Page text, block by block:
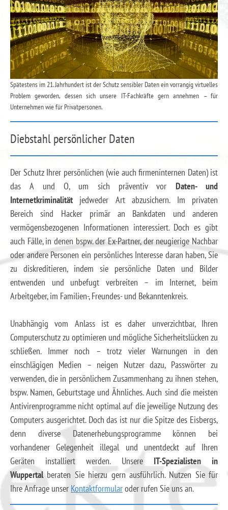
Spätestens im 21. Jahrhundert ist der Schutz sensibler Daten ein vorrangig virtuelles
Problem geworden, dessen sich unsere IT-Fachkräfte gern annehmen – für
Unternehmen wie für Privatpersonen.
Diebstahl persönlicher Daten
Der Schutz Ihrer persönlichen (wie auch firmeninternen Daten) ist
das A und O, um sich präventiv vor Daten- und
Internetkriminalität jedweder Art abzusichern. Im privaten
Bereich sind Hacker primär an Bankdaten und anderen
vermögensbezogenen Informationen interessiert. Doch es gibt
auch Fälle, in denen bspw. der Ex-Partner, der neugierige Nachbar
oder andere Personen ein persönliches Interesse daran haben, Sie
zu diskreditieren, indem sie persönliche Daten und Bilder
entwenden und unbefugt verbreiten – im Internet, beim
Arbeitgeber, im Familien-, Freundes- und Bekanntenkreis.
Unabhängig vom Anlass ist es daher unverzichtbar, Ihren
Computerschutz zu optimieren und mögliche Sicherheitslücken zu
schließen. Immer noch – trotz vieler Warnungen in den
einschlägigen Medien – neigen Nutzer dazu, Passwörter zu
verwenden, die in persönlichem Zusammenhang zu ihnen stehen,
bspw. Namen, Geburtstage und Ähnliches. Auch sind die meisten
Antivirenprogramme nicht optimal auf die jeweilige Nutzung des
Computers ausgerichtet. Doch das ist nur die Spitze des Eisbergs,
denn diverse Datenerhebungsprogramme können bei
vorhandener Gelegenheit illegal und unentdeckt auf Ihren
Geräten installiert werden. Unsere IT-Spezialisten in
Wuppertalberaten Sie hierzu gern ausführlich. Nutzen Sie für
Ihre Anfrage unser Kontaktformularoder rufen Sie uns an.